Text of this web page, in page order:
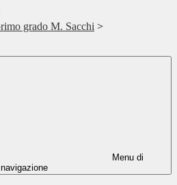
grado M. Sacchi >
Menu di
navigazione